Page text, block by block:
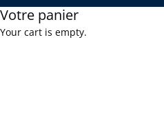
Votre panier
Your cart is empty.